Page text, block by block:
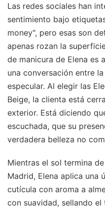
Las redes sociales han
sentimiento bajo
money", pero esas son
apenas rozan la
de manicura de Elena es
una conversación entre
especular. Al elegir las
Beige, la clienta está
exterior. Está diciendo
escuchada, que su
verdadera belleza no
Mientras el sol termina
Madrid, Elena aplica una
cutícula con aroma a
con suavidad, sellando